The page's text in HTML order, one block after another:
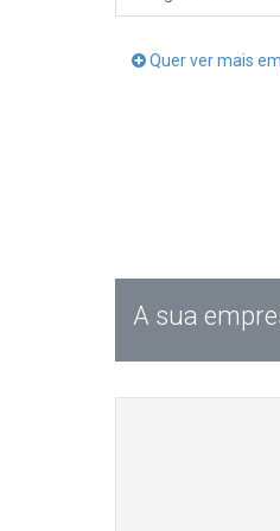
Quer ver mais
A sua